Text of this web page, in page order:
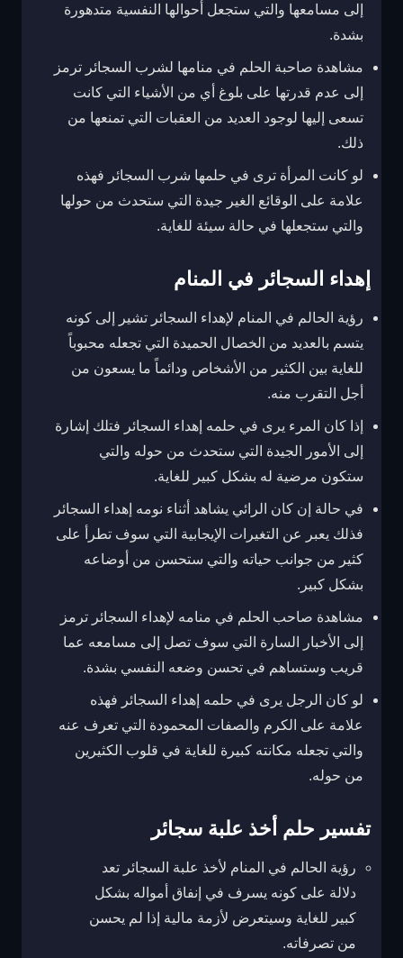
إلى مسامعها والتي ستجعل أحوالها النفسية متدهورة
بشدة.
مشاهدة صاحبة الحلم في منامها لشرب السجائر ترمز
إلى عدم قدرتها على بلوغ أي من الأشياء التي كانت
تسعى إليها لوجود العديد من العقبات التي تمنعها من
ذلك.
لو كانت المرأة ترى في حلمها شرب السجائر فهذه
علامة على الوقائع الغير جيدة التي ستحدث من حولها
والتي ستجعلها في حالة سيئة للغاية.
إهداء السجائر في المنام
رؤية الحالم في المنام لإهداء السجائر تشير إلى كونه
يتسم بالعديد من الخصال الحميدة التي تجعله محبوباً
للغاية بين الكثير من الأشخاص ودائماً ما يسعون من
أجل التقرب منه.
إذا كان المرء يرى في حلمه إهداء السجائر فتلك إشارة
إلى الأمور الجيدة التي ستحدث من حوله والتي
ستكون مرضية له بشكل كبير للغاية.
في حالة إن كان الرائي يشاهد أثناء نومه إهداء السجائر
فذلك يعبر عن التغيرات الإيجابية التي سوف تطرأ على
كثير من جوانب حياته والتي ستحسن من أوضاعه
بشكل كبير.
مشاهدة صاحب الحلم في منامه لإهداء السجائر ترمز
إلى الأخبار السارة التي سوف تصل إلى مسامعه عما
قريب وستساهم في تحسن وضعه النفسي بشدة.
لو كان الرجل يرى في حلمه إهداء السجائر فهذه
علامة على الكرم والصفات المحمودة التي تعرف عنه
والتي تجعله مكانته كبيرة للغاية في قلوب الكثيرين
من حوله.
تفسير حلم أخذ علبة سجائر
رؤية الحالم في المنام لأخذ علبة السجائر تعد
دلالة على كونه يسرف في إنفاق أمواله بشكل
كبير للغاية وسيتعرض لأزمة مالية إذا لم يحسن
من تصرفاته.